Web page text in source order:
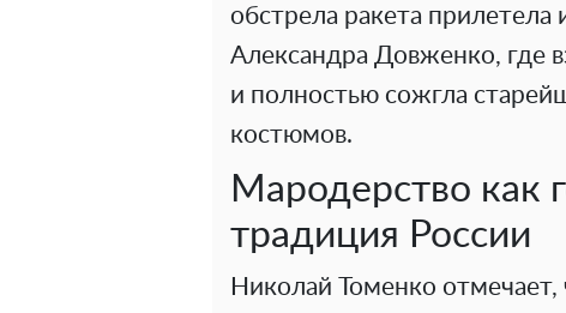
обстрела ракета
Александра Довженко, где
и полностью сожгла
костюмов.
Мародерство как
традиция России
Николай Томенко